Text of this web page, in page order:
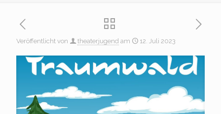
Veröffentlicht von theaterjugend am 12. Juli 2023